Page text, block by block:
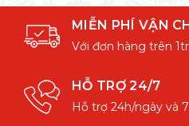
MIỄN PHÍ VẬN
Với đơn hàng trên
HỖ TRỢ 24/7
Hỗ trợ 24h/ngày và